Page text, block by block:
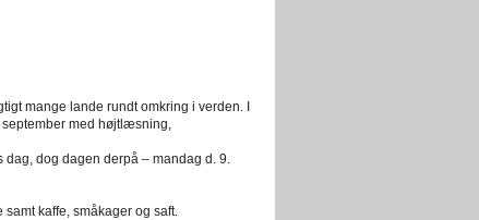
mange lande rundt omkring i verden. I
med højtlæsning,
dog dagen derpå – mandag d. 9.
kaffe, småkager og saft.